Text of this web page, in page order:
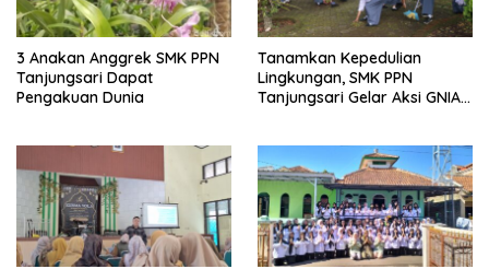
3 Anakan Anggrek SMK PPN
Tanjungsari Dapat
Pengakuan Dunia
Tanamkan Kepedulian
Lingkungan, SMK PPN
Tanjungsari Gelar Aksi GNIA